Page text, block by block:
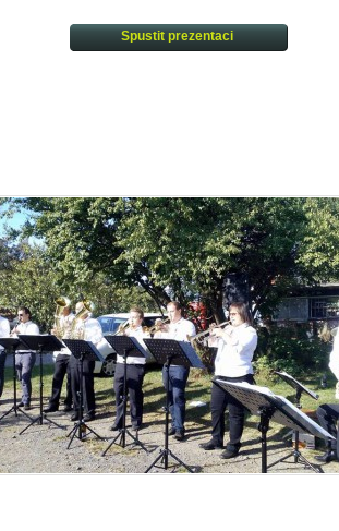
Spustit prezentaci